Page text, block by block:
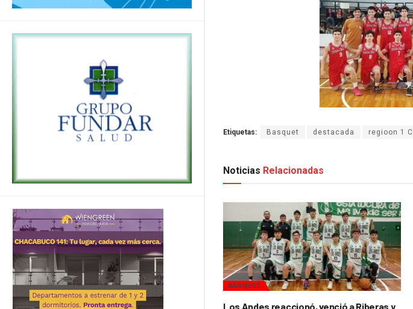
Etiquetas: Basquet destacada regioon 1
Noticias Relacionadas
BÁSQUET
Los Andes reaccionó, venció a Riberas y